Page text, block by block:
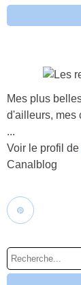
Mes plus
d'ailleurs, mes
...
Voir le profil de
Canalblog